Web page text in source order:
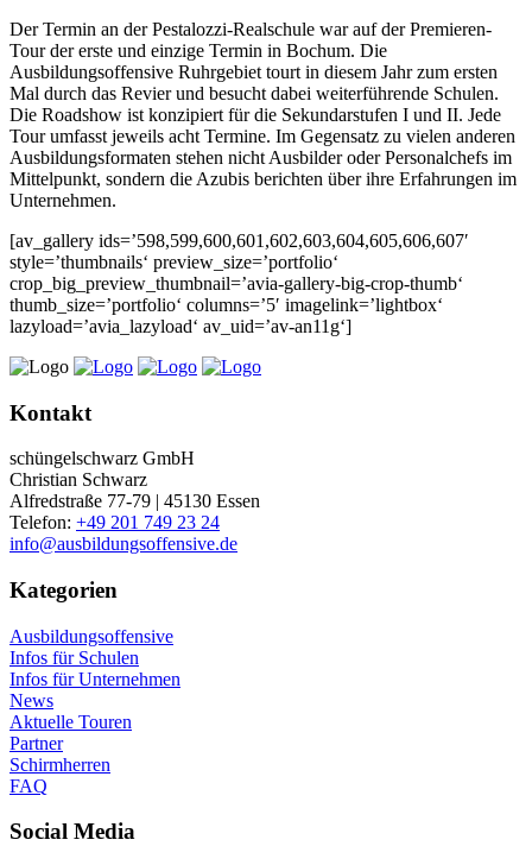
Der Termin an der Pestalozzi-Realschule war auf der Premieren-
Tour der erste und einzige Termin in Bochum. Die
Ausbildungsoffensive Ruhrgebiet tourt in diesem Jahr zum ersten
Mal durch das Revier und besucht dabei weiterführende Schulen.
Die Roadshow ist konzipiert für die Sekundarstufen I und II. Jede
Tour umfasst jeweils acht Termine. Im Gegensatz zu vielen anderen
Ausbildungsformaten stehen nicht Ausbilder oder Personalchefs im
Mittelpunkt, sondern die Azubis berichten über ihre Erfahrungen im
Unternehmen.
[av_gallery ids=’598,599,600,601,602,603,604,605,606,607′
style=’thumbnails‘ preview_size=’portfolio‘
crop_big_preview_thumbnail=’avia-gallery-big-crop-thumb‘
thumb_size=’portfolio‘ columns=’5′ imagelink=’lightbox‘
lazyload=’avia_lazyload‘ av_uid=’av-an11g‘]
Kontakt
schüngelschwarz GmbH
Christian Schwarz
Alfredstraße 77-79 | 45130 Essen
Telefon: +49 201 749 23 24
info@ausbildungsoffensive.de
Kategorien
Ausbildungsoffensive
Infos für Schulen
Infos für Unternehmen
News
Aktuelle Touren
Partner
Schirmherren
FAQ
Social Media